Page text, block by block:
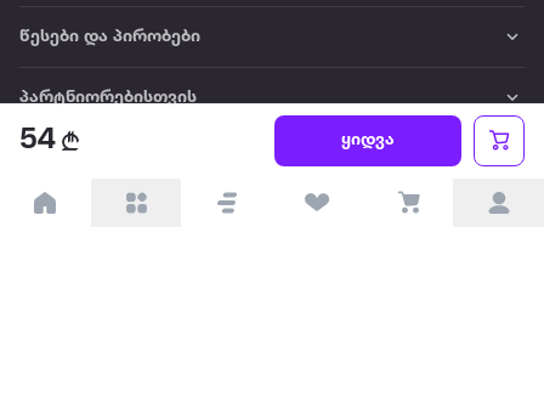
54 ყიდვა
წესები და პირობები
პარტნიორებისთვის
პოპულარული